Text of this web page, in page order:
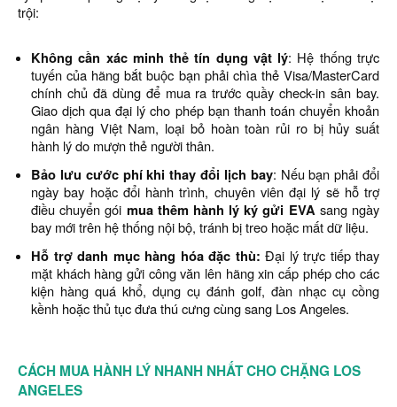
trội:
Không cần xác minh thẻ tín dụng vật lý: Hệ thống trực
tuyến của hãng bắt buộc bạn phải chìa thẻ Visa/MasterCard
chính chủ đã dùng để mua ra trước quầy check-in sân bay.
Giao dịch qua đại lý cho phép bạn thanh toán chuyển khoản
ngân hàng Việt Nam, loại bỏ hoàn toàn rủi ro bị hủy suất
hành lý do mượn thẻ người thân.
Bảo lưu cước phí khi thay đổi lịch bay: Nếu bạn phải đổi
ngày bay hoặc đổi hành trình, chuyên viên đại lý sẽ hỗ trợ
điều chuyển gói mua thêm hành lý ký gửi EVA sang ngày
bay mới trên hệ thống nội bộ, tránh bị treo hoặc mất dữ liệu.
Hỗ trợ danh mục hàng hóa đặc thù: Đại lý trực tiếp thay
mặt khách hàng gửi công văn lên hãng xin cấp phép cho các
kiện hàng quá khổ, dụng cụ đánh golf, đàn nhạc cụ cồng
kềnh hoặc thủ tục đưa thú cưng cùng sang Los Angeles.
CÁCH MUA HÀNH LÝ NHANH NHẤT CHO CHẶNG LOS
ANGELES